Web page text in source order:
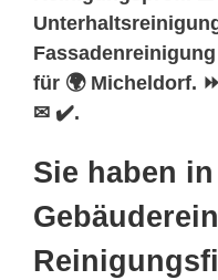
für 🌍 Micheldorf.
✉ ✔️.
Sie haben